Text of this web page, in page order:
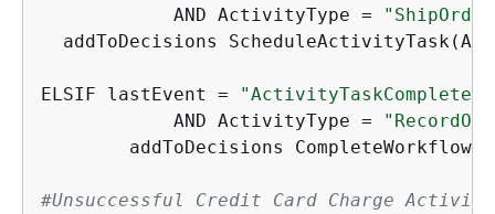
	    AND ActivityType =
addToDecisions
ELSIF lastEvent =
"ActivityTaskCompleted"
	    AND ActivityType =
#Unsuccessful Credit Card Charge